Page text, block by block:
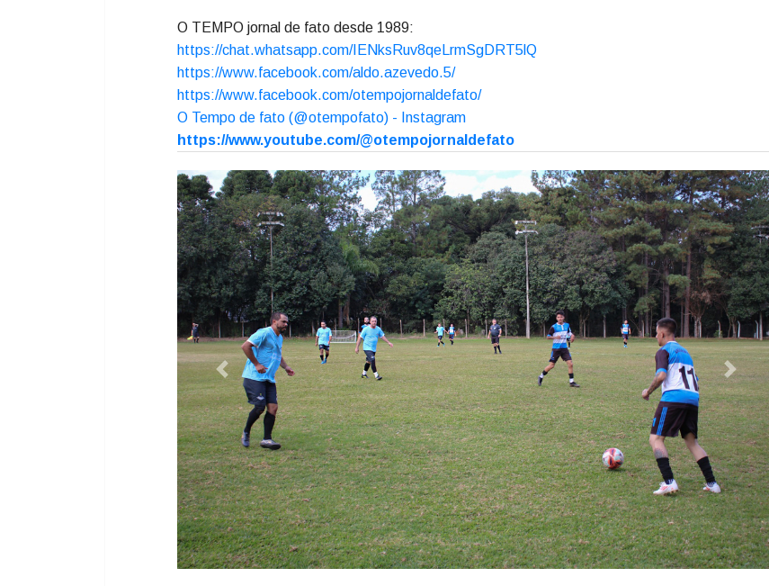
com a realização da grande final doCampeonato Interbairros de Futebol de Campo
As partidas decisivas foram marcadas por muita emoção e grandes disputas. Na decisão, a
equipe Andorinhasvenceu oAgudopelo placar de
eImigrantes, a equipeDuas Pontesconquistou uma expressiva vitória por
A competição reuniu equipes, atletas, dirigentes e torcedores, fortalecendo a integração entre
as comunidades, incentivando a prática esportiva e valorizando o futebol em nosso município.
Parabenizamos todas as equipes participantes pelo empenho e dedicação, e agradecemos a
presença de todos que prestigiaram este importante evento esportivo.
O TEMPO jornal de fato desde 1989:
https://chat.whatsapp.com/IENksRuv8qeLrmSgDRT5lQ
https://www.facebook.com/aldo.azevedo.5/
https://www.facebook.com/otempojornaldefato/
O Tempo de fato (@otempofato) - Instagram
https://www.youtube.com/@otempojornaldefato